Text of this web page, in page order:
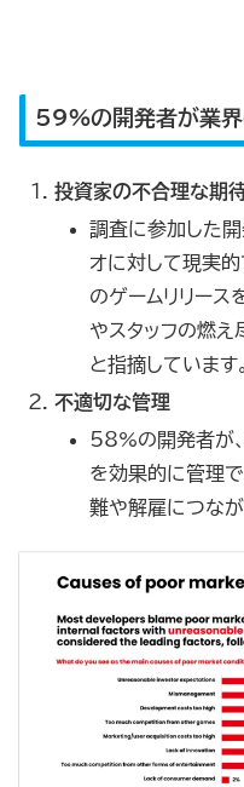
59%の開発者が業
投資家の不合理な期
調査に参加した
オに対して現実
のゲームリリース
やスタッフの燃
と指摘しています。
不適切な管理
58%の開発者が
を効果的に管理
難や解雇につなが